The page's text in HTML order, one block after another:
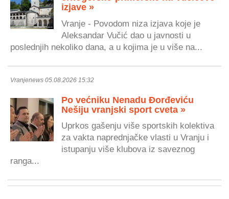
izjave »
Vranje - Povodom niza izjava koje je
Aleksandar Vučić dao u javnosti u
poslednjih nekoliko dana, a u kojima je u više na...
Vranjenews 05.08.2026 15:32
Po većniku Nenadu Đorđeviću
Nešiju vranjski sport cveta »
Uprkos gašenju više sportskih kolektiva
za vakta naprednjačke vlasti u Vranju i
istupanju više klubova iz saveznog
ranga...